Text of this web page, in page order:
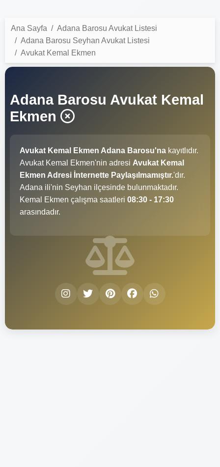
Ana Sayfa
Adana Barosu Avukat Listesi
Adana Barosu Seyhan Avukat Listesi
Avukat Kemal Ekmen
Adana Barosu Avukat Kemal
Ekmen
Avukat Kemal Ekmen Adana Barosu'na kayıtlıdır.
Avukat Kemal Ekmen'nin adresi Avukat Kemal
Ekmen Adresi İnternette Paylaşılmamıştır.'dır.
Adana ili'nin Seyhan ilçesinde bulunmaktadır.
Kemal Ekmen çalışma saatleri 08:30 - 17:30
arasındadır.